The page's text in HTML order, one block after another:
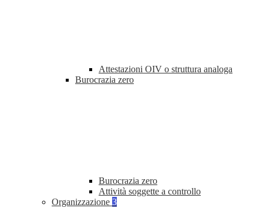
Attestazioni OIV o struttura analoga
Burocrazia zero
Burocrazia zero
Attività soggette a controllo
Organizzazione 3